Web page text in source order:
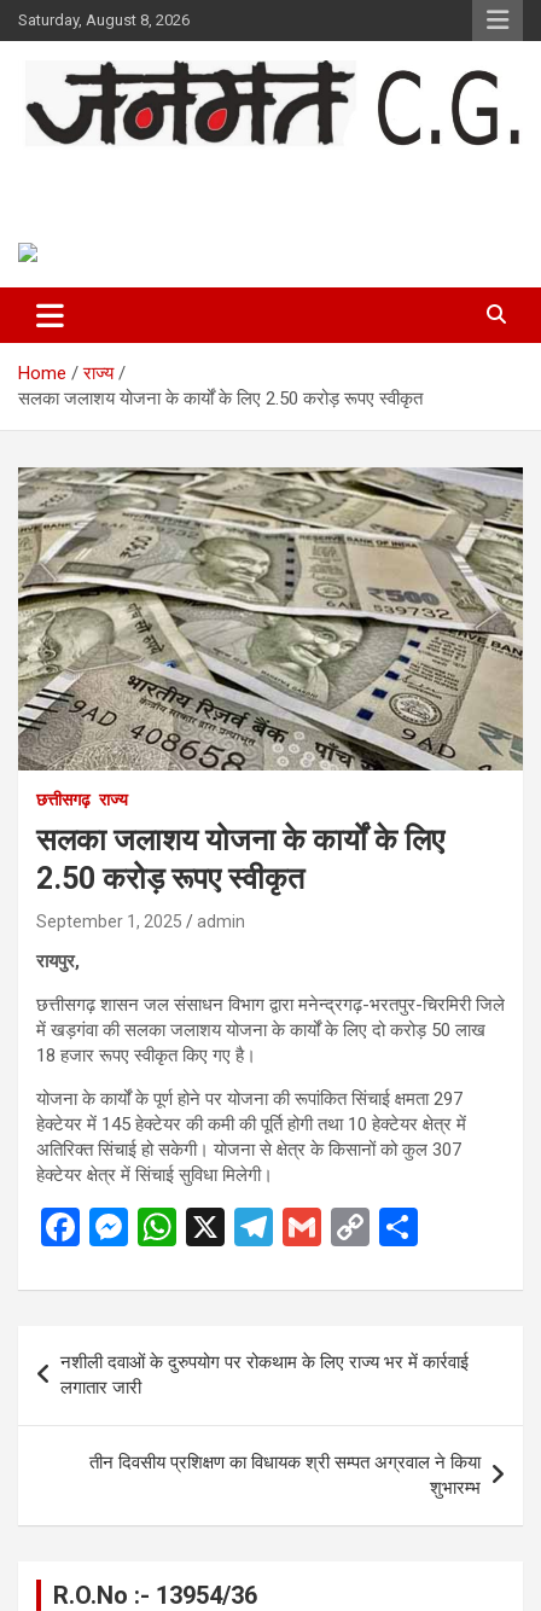
Skip
to
Saturday, August 8, 2026
Home
राज्य
सलका जलाशय योजना के कार्यों के लिए 2.50 करोड़ रूपए स्वीकृत
छत्तीसगढ़ राज्य
सलका जलाशय योजना के कार्यों के लिए
2.50 करोड़ रूपए स्वीकृत
September 1, 2025 admin
रायपुर,
छत्तीसगढ़ शासन जल संसाधन विभाग द्वारा मनेन्द्रगढ़-भरतपुर-चिरमिरी जिले
में खड़गंवा की सलका जलाशय योजना के कार्यों के लिए दो करोड़ 50 लाख
18 हजार रूपए स्वीकृत किए गए है।
योजना के कार्यों के पूर्ण होने पर योजना की रूपांकित सिंचाई क्षमता 297
हेक्टेयर में 145 हेक्टेयर की कमी की पूर्ति होगी तथा 10 हेक्टेयर क्षेत्र में
अतिरिक्त सिंचाई हो सकेगी। योजना से क्षेत्र के किसानों को कुल 307
हेक्टेयर क्षेत्र में सिंचाई सुविधा मिलेगी।
F
ce
b
o
o
k
M
se
n
g
er
W
at
A
p
p
X
T
e
gr
a
m
G
ail
C
py
n
k
ar
navigation
नशीली दवाओं के दुरुपयोग पर रोकथाम के लिए राज्य भर में कार्रवाई
लगातार जारी
तीन दिवसीय प्रशिक्षण का विधायक श्री सम्पत अग्रवाल ने किया
शुभारम्भ
R.O.No :- 13954/36